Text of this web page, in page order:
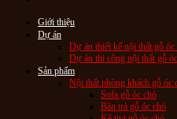
Giới thiệu
Dự án
Dự án thiết kế nội thất gỗ óc
Dự án thi công nội thất gỗ
Sản phẩm
Nội thất phòng khách gỗ óc
Sofa gỗ óc chó
Bàn trà gỗ óc chó